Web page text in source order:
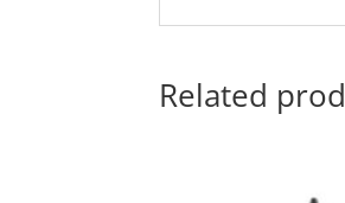
Related